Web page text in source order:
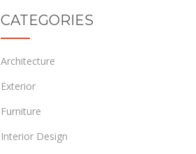
CATEGORIES
Architecture
Exterior
Furniture
Interior Design